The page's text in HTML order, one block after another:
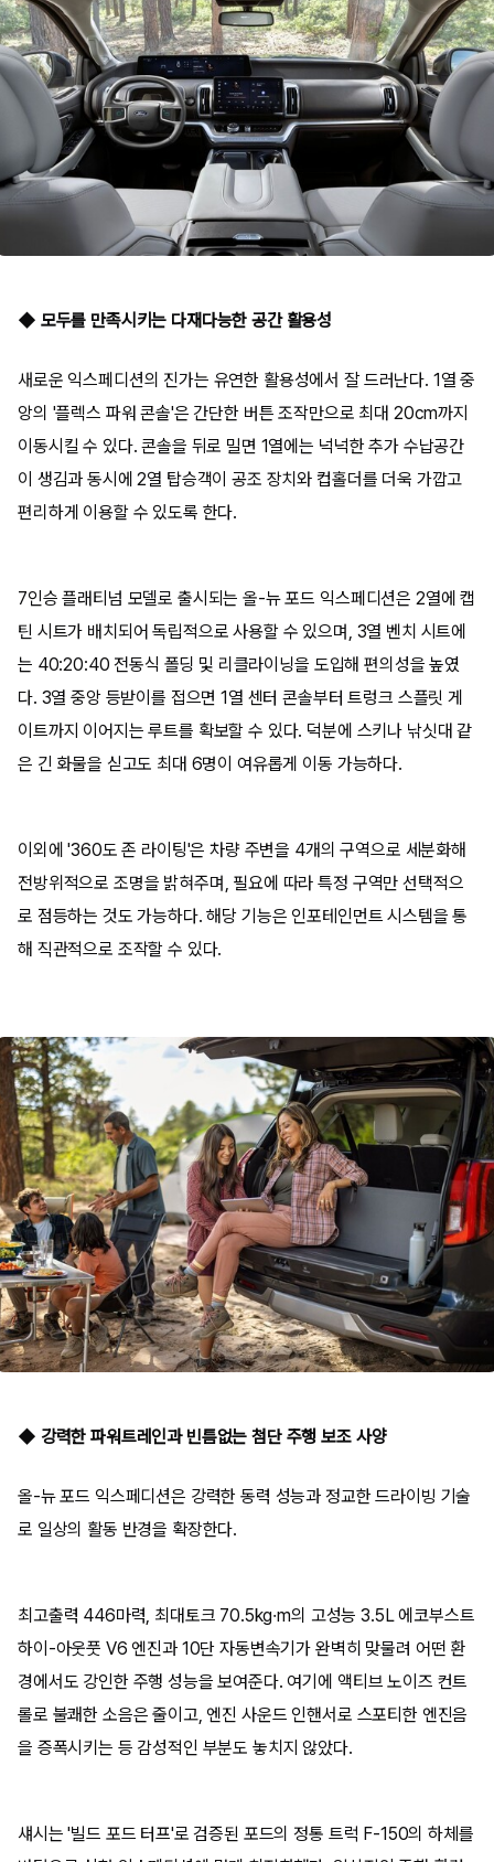
◆ 모두를 만족시키는 다재다능한 공간 활용성
새로운 익스페디션의 진가는 유연한 활용성에서 잘 드러난다. 1열 중
앙의 '플렉스 파워 콘솔'은 간단한 버튼 조작만으로 최대 20cm까지
이동시킬 수 있다. 콘솔을 뒤로 밀면 1열에는 넉넉한 추가 수납공간
이 생김과 동시에 2열 탑승객이 공조 장치와 컵홀더를 더욱 가깝고
편리하게 이용할 수 있도록 한다.
7인승 플래티넘 모델로 출시되는 올-뉴 포드 익스페디션은 2열에 캡
틴 시트가 배치되어 독립적으로 사용할 수 있으며, 3열 벤치 시트에
는 40:20:40 전동식 폴딩 및 리클라이닝을 도입해 편의성을 높였
다. 3열 중앙 등받이를 접으면 1열 센터 콘솔부터 트렁크 스플릿 게
이트까지 이어지는 루트를 확보할 수 있다. 덕분에 스키나 낚싯대 같
은 긴 화물을 싣고도 최대 6명이 여유롭게 이동 가능하다.
이외에 '360도 존 라이팅'은 차량 주변을 4개의 구역으로 세분화해
전방위적으로 조명을 밝혀주며, 필요에 따라 특정 구역만 선택적으
로 점등하는 것도 가능하다. 해당 기능은 인포테인먼트 시스템을 통
해 직관적으로 조작할 수 있다.
◆ 강력한 파워트레인과 빈틈없는 첨단 주행 보조 사양
올-뉴 포드 익스페디션은 강력한 동력 성능과 정교한 드라이빙 기술
로 일상의 활동 반경을 확장한다.
최고출력 446마력, 최대토크 70.5kg·m의 고성능 3.5L 에코부스트
하이-아웃풋 V6 엔진과 10단 자동변속기가 완벽히 맞물려 어떤 환
경에서도 강인한 주행 성능을 보여준다. 여기에 액티브 노이즈 컨트
롤로 불쾌한 소음은 줄이고, 엔진 사운드 인핸서로 스포티한 엔진음
을 증폭시키는 등 감성적인 부분도 놓치지 않았다.
섀시는 '빌드 포드 터프'로 검증된 포드의 정통 트럭 F-150의 하체를